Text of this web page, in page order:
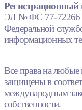
Регистрационный
ЭЛ № ФС 77-72266
Федеральной
информационных
Все права на любые
защищены в
международным
собственности.